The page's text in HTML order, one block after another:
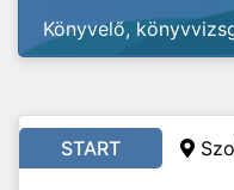
Könyvelő,
START